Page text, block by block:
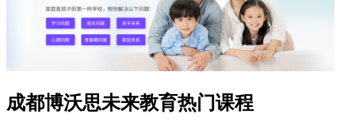
成都博沃思未来教育热门课程